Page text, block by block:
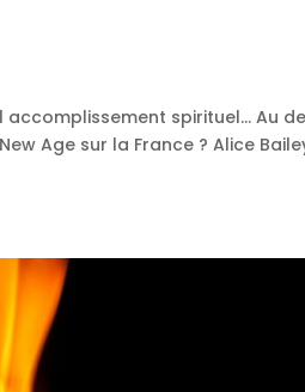
spirituel… Au
Age sur la France ? Alice